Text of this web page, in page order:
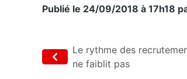
Publié le 24/09/2018 à 17h18
Le rythme des
ne faiblit pas